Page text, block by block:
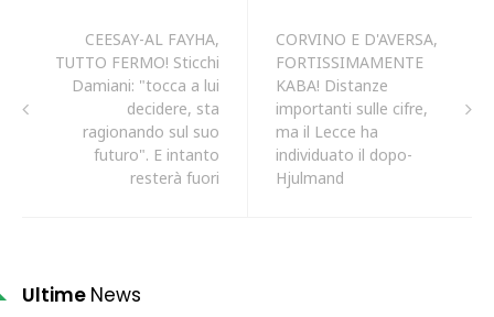
CEESAY-AL FAYHA,
TUTTO FERMO! Sticchi
Damiani: "tocca a lui
decidere, sta
ragionando sul suo
futuro". E intanto
resterà fuori
CORVINO E D'AVERSA,
FORTISSIMAMENTE
KABA! Distanze
importanti sulle cifre,
ma il Lecce ha
individuato il dopo-
Hjulmand
Ultime News